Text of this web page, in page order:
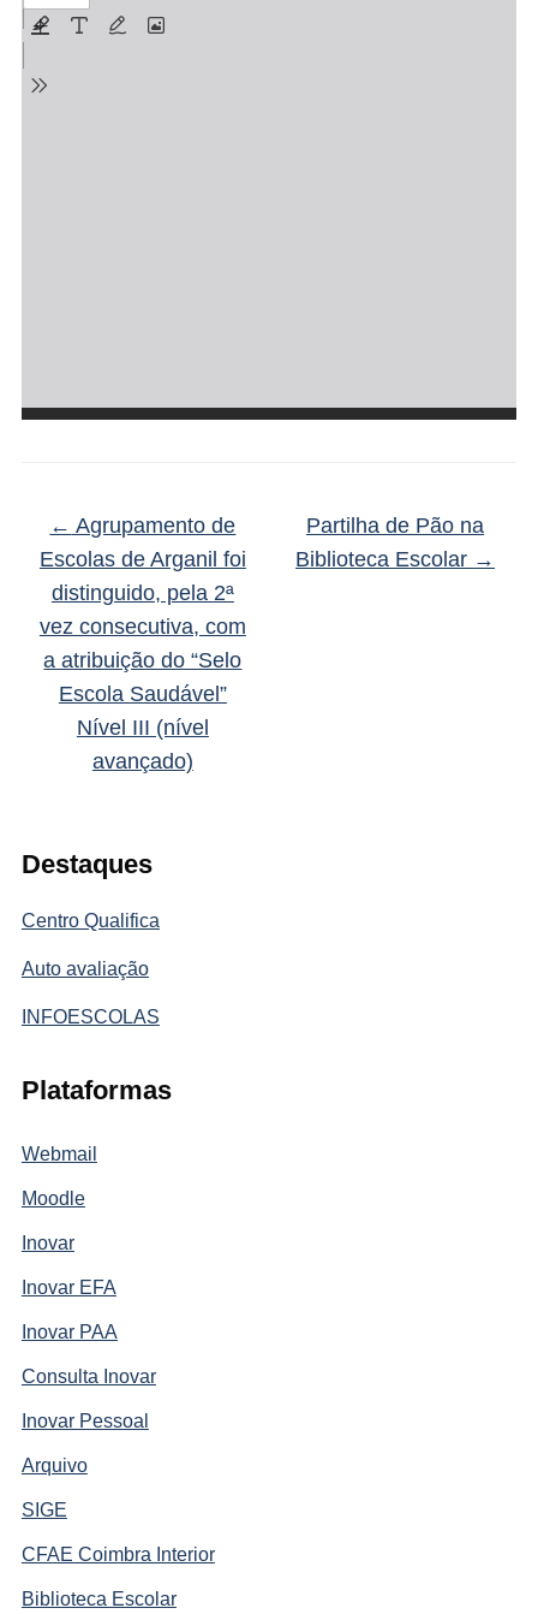
Destaques
Centro Qualifica
Auto avaliação
INFOESCOLAS
Plataformas
Webmail
Moodle
Inovar
Inovar EFA
Inovar PAA
Consulta Inovar
Inovar Pessoal
Arquivo
SIGE
CFAE Coimbra Interior
Biblioteca Escolar
← Agrupamento de
Escolas de Arganil foi
distinguido, pela 2ª
vez consecutiva, com
a atribuição do “Selo
Escola Saudável”
Nível III (nível
avançado)
Partilha de Pão na
Biblioteca Escolar →